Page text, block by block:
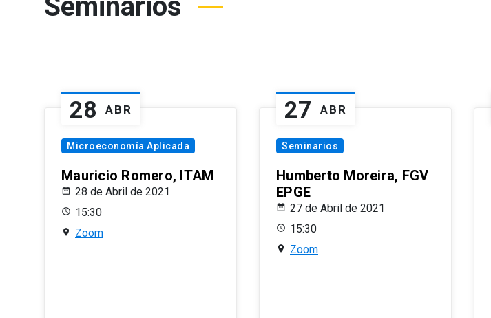
Seminarios
28 ABR
Microeconomía Aplicada
Mauricio Romero, ITAM
28 de Abril de 2021
15:30
Zoom
27 ABR
Seminarios
Humberto Moreira, FGV
EPGE
27 de Abril de 2021
15:30
Zoom